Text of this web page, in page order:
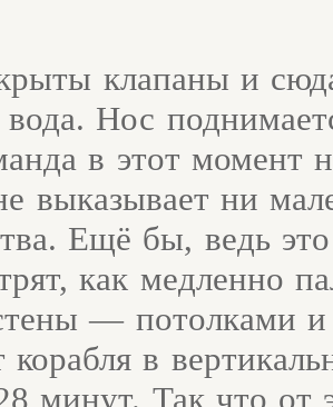
клапаны и
вода. Нос
в этот момент
выказывает ни
Ещё бы, ведь
как медленно
— потолками и
корабля в
минут. Так что от